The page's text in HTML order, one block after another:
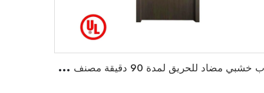
ب
اب خشبي مضاد للحريق لمدة 90 دقيقة مصنف من قبل UL للاستخدام في المنازل والمدارس والفنادق والجامعات